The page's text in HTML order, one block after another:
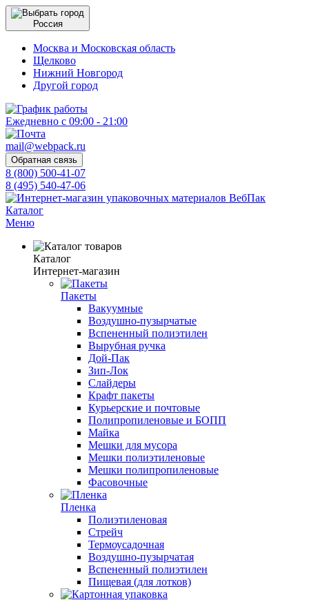
Россия
Москва и Московская область
Щелково
Нижний Новгород
Другой город
Ежедневно с 09:00 - 21:00
mail@webpack.ru
Обратная связь
8 (800) 500-41-07
8 (495) 540-47-06
Каталог
Меню
Каталог
Интернет-магазин
Пакеты
Вакуумные
Воздушно-пузырчатые
Вспененный полиэтилен
Вырубная ручка
Дой-Пак
Зип-Лок
Слайдеры
Крафт пакеты
Курьерские и почтовые
Полипропиленовые и БОПП
Майка
Мешки для мусора
Мешки полиэтиленовые
Мешки полипропиленовые
Фасовочные
Пленка
Полиэтиленовая
Стрейч
Термоусадочная
Воздушно-пузырчатая
Вспененный полиэтилен
Пищевая (для лотков)